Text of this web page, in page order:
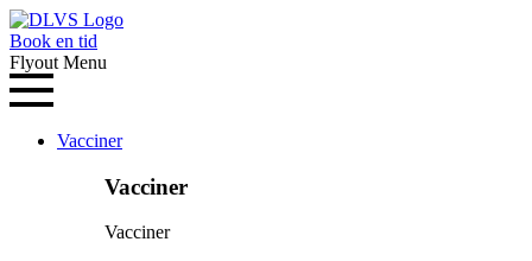
Book en tid
Flyout Menu
Vacciner
Vacciner
Vacciner